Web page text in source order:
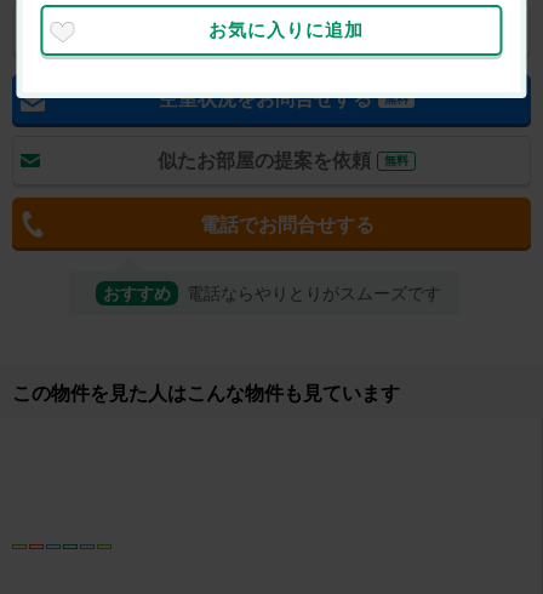
空室状況をお問合せする 無料
似たお部屋の提案を依頼 無料
電話でお問合せする
おすすめ 電話ならやりとりがスムーズです
取り扱い店舗
お気に入りに追加